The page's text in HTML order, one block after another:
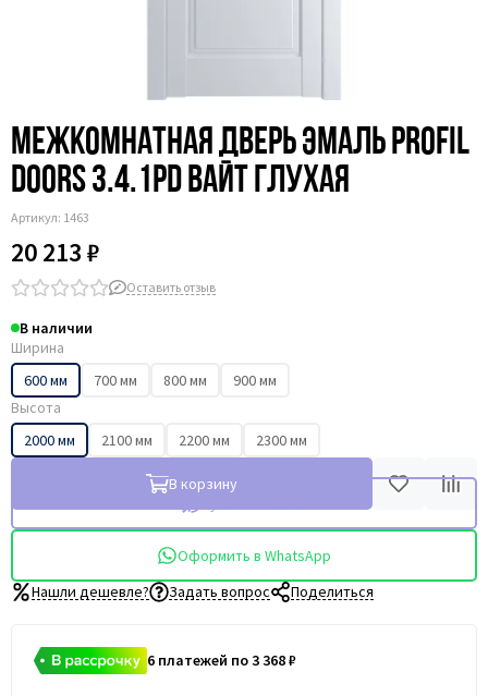
Межкомнатная дверь эмаль Profil
Doors 3.4.1PD вайт глухая
Артикул: 1463
20 213 ₽
Оставить отзыв
В наличии
Ширина
600 мм
700 мм 800 мм
900 мм
Высота
2000 мм
2100 мм 2200 мм 2300 мм
В корзину
Оформить в WhatsApp
Нашли дешевле?
Задать вопрос Поделиться
6 платежей по 3 368 ₽